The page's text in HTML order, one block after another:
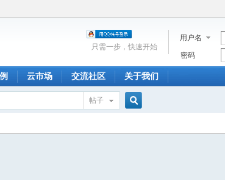
用户名
密码
只需一步，快速开始
云市场 交流社区 关于我们
帖子